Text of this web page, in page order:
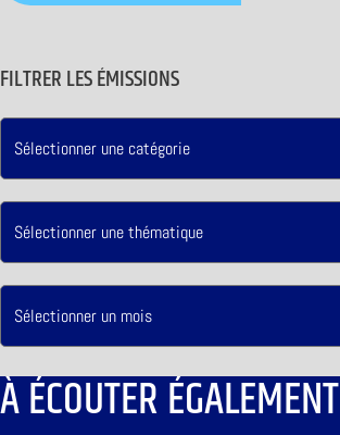
FILTRER LES ÉMISSIONS
À ÉCOUTER ÉGALEMENT